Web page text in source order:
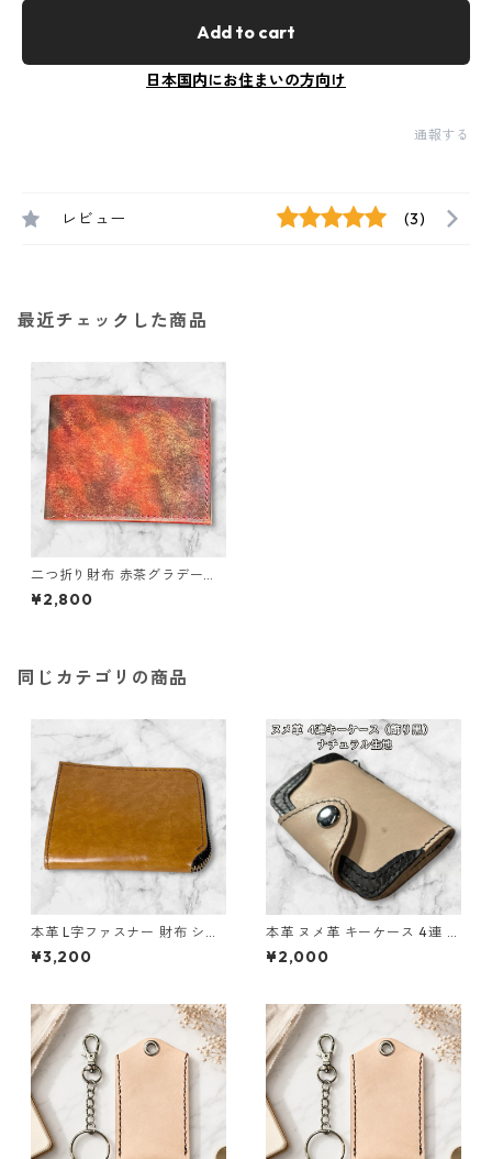
Add to cart
日本国内にお住まいの方向け
通報する
レビュー (3)
最近チェックした商品
二つ折り財布 赤茶グラデーシ
ョン手染め L145
¥2,800
同じカテゴリの商品
本革 L字ファスナー 財布 ショ
ートウォレット l133 レザー ハ
ンドメイド 経年変化 ギフト
¥3,200
本革 ヌメ革 キーケース 4連 ナ
チュラル 生成り l101 レザー
ハンドメイド
¥2,000